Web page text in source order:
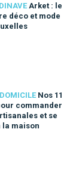
Arket : le
déco et mode
à Bruxelles
Nos 11
commander
et se
maison
artisanales